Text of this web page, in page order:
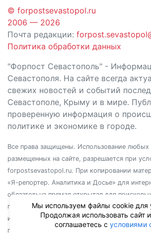
© forpostsevastopol.ru
2006 — 2026
Почта редакции:
Политика обработки данных
"Форпост Севастополь" -
Севастополя. На сайте всегда
свежих новостей и событий
Севастополе, Крыму и в мире.
проверенную информация о
политике и экономике в городе.
Все права защищены. Использование любых
размещенных на сайте, разрешается при
forpostsevastopol.ru. При копировании
«Я-репортер. Аналитика и Досье» для
обязательна прямая открытая для
гиперссылка. Независимо от полного или
использования материалов, ссылка должна
подзаголовке или первом абзаце материала.
Мы используем файлы cookie для
Продолжая использовать сайт
соглашаетесь с условиями